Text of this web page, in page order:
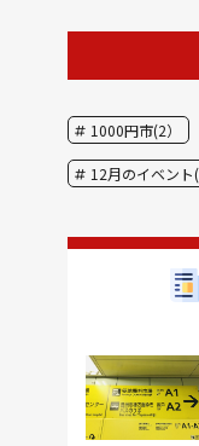
1000円市(2）
12月のイベント
あごだし(1）
アド街(3）